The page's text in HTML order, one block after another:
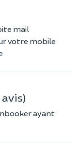
mail
votre mobile
ayant